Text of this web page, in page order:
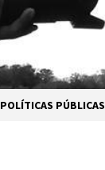
POLÍTICAS PÚBLICAS